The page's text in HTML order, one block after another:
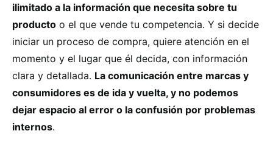
ilimitado a la información que necesita sobre tu
producto o el que vende tu competencia. Y si decide
iniciar un proceso de compra, quiere atención en el
momento y el lugar que él decida, con información
clara y detallada. La comunicación entre marcas y
consumidores es de ida y vuelta, y no podemos
dejar espacio al error o la confusión por problemas
internos.